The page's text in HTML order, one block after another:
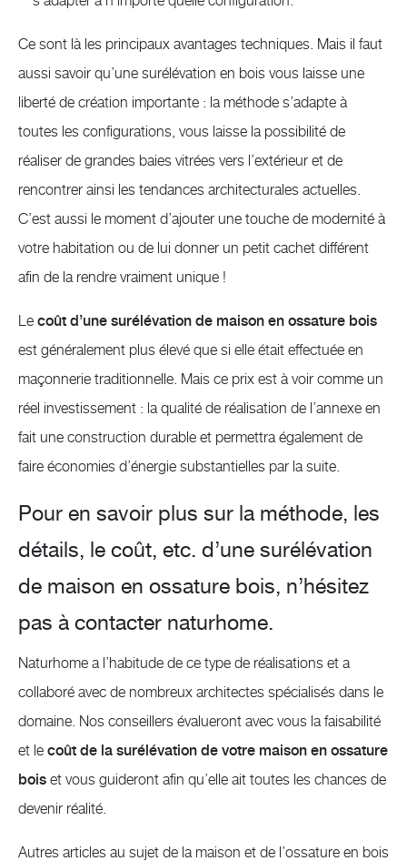
Ce sont là les principaux avantages techniques. Mais il faut
aussi savoir qu’une surélévation en bois vous laisse une
liberté de création importante : la méthode s’adapte à
toutes les configurations, vous laisse la possibilité de
réaliser de grandes baies vitrées vers l’extérieur et de
rencontrer ainsi les tendances architecturales actuelles.
C’est aussi le moment d’ajouter une touche de modernité à
votre habitation ou de lui donner un petit cachet différent
afin de la rendre vraiment unique !
Le coût d’une surélévation de maison en ossature bois
est généralement plus élevé que si elle était effectuée en
maçonnerie traditionnelle. Mais ce prix est à voir comme un
réel investissement : la qualité de réalisation de l’annexe en
fait une construction durable et permettra également de
faire économies d’énergie substantielles par la suite.
Pour en savoir plus sur la méthode, les
détails, le coût, etc. d’une surélévation
de maison en ossature bois, n’hésitez
pas à contacter naturhome.
Naturhome a l’habitude de ce type de réalisations et a
collaboré avec de nombreux architectes spécialisés dans le
domaine. Nos conseillers évalueront avec vous la faisabilité
et le coût de la surélévation de votre maison en ossature
bois et vous guideront afin qu’elle ait toutes les chances de
devenir réalité.
Autres articles au sujet de la maison et de l’ossature en bois